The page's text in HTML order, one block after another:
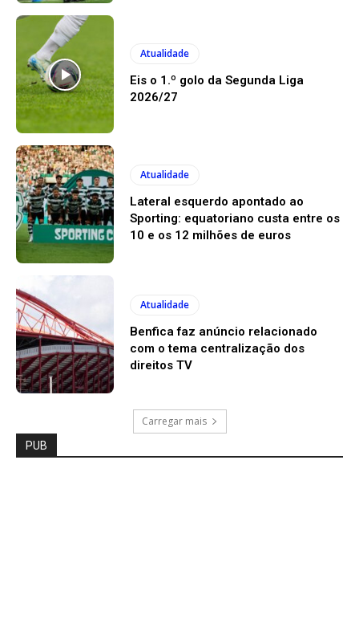
Atualidade
Eis o 1.º golo da Segunda Liga
2026/27
Atualidade
Lateral esquerdo apontado ao
Sporting: equatoriano custa entre os
10 e os 12 milhões de euros
Atualidade
Benfica faz anúncio relacionado
com o tema centralização dos
direitos TV
Carregar mais
PUB